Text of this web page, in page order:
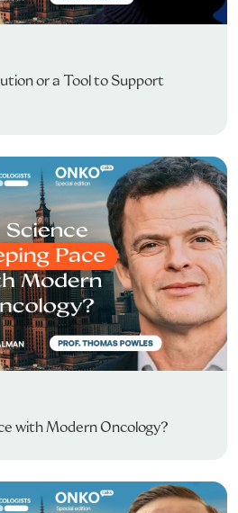
or a Tool to Support
with Modern Oncology?